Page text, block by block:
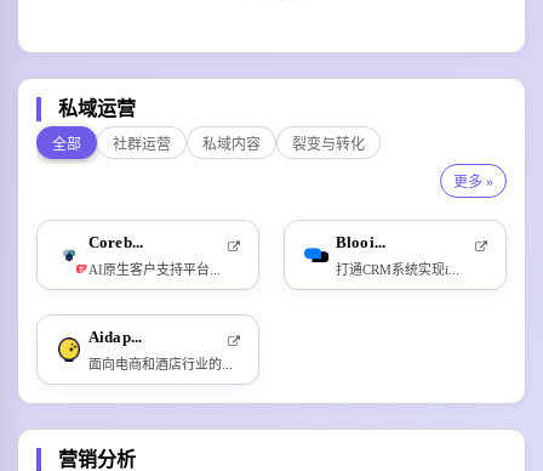
私域运营
全部 社群运营 私域内容 裂变与转化
更多 »
新
Coreb...
AI原生客户支持平台...
Blooi...
打通CRM系统实现i...
Aidap...
面向电商和酒店行业的...
营销分析